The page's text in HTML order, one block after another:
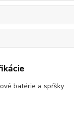
batérie a spŕšky